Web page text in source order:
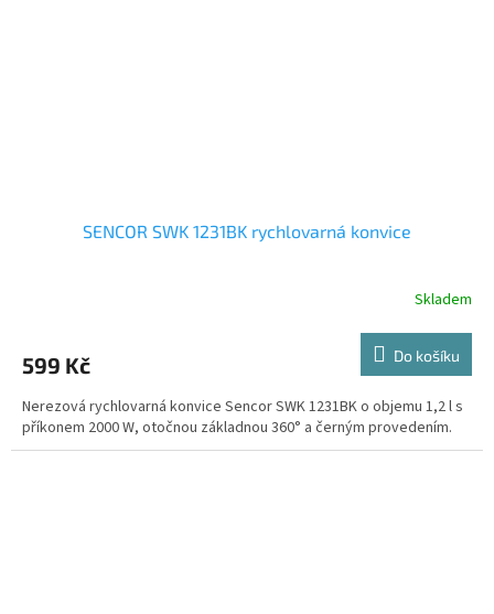
SENCOR SWK 1231BK rychlovarná konvice
Skladem
599 Kč Do košíku
Nerezová rychlovarná konvice Sencor SWK 1231BK o objemu 1,2 l s
příkonem 2000 W, otočnou základnou 360° a černým provedením.